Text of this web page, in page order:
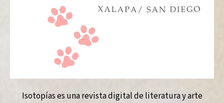
Isotopías es una revista digital de literatura y arte